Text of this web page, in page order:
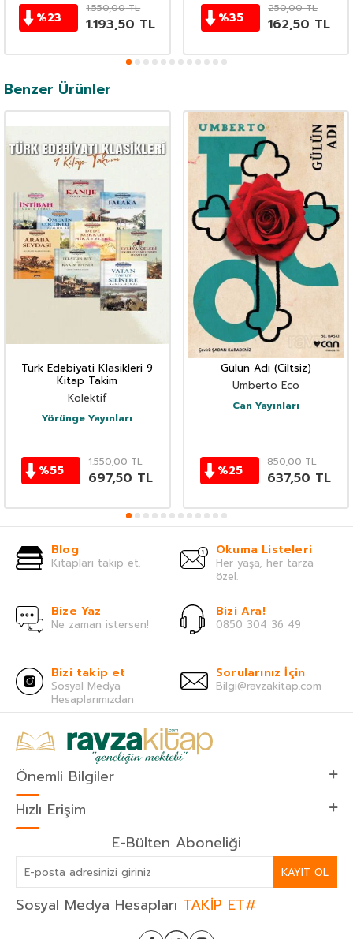
%23
1.550,00TL
1.193,50 TL %35
250,00TL
162,50 TL
Benzer Ürünler
Türk Edebiyati Klasikleri 9
Kitap Takim
Kolektif
Yörünge Yayınları
%55
1.550,00TL
697,50 TL
Gülün Adı (Ciltsiz)
Umberto Eco
Can Yayınları
%25
850,00TL
637,50 TL
Blog
Kitapları takip et.
Okuma Listeleri
Her yaşa, her tarza
özel.
Bize Yaz
Ne zaman istersen!
Bizi Ara!
0850 304 36 49
Bizi takip et
Sosyal Medya
Hesaplarımızdan
Sorularınız İçin
Bilgi@ravzakitap.com
Önemli Bilgiler
Hızlı Erişim
E-Bülten Aboneliği
KAYIT OL
Sosyal Medya Hesapları TAKİP ET#